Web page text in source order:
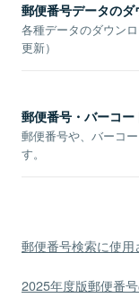
郵便番号データのダ
各種データのダウン
更新）
郵便番号・バーコ
郵便番号や、バーコ
す。
郵便番号検索に使
2025年度版郵便番